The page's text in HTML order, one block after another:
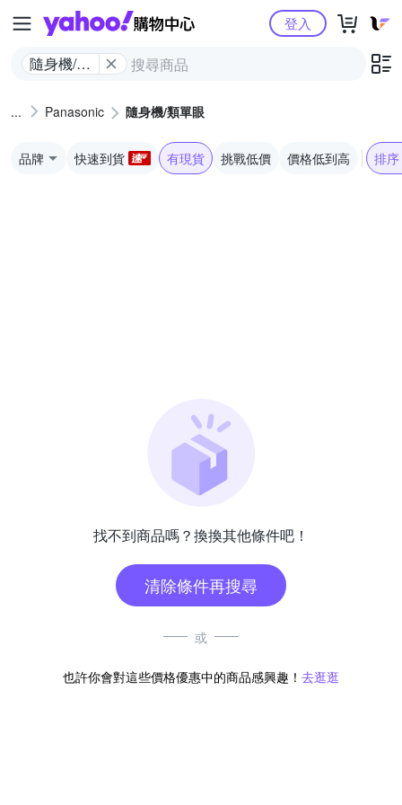
Yahoo購物中心
隨身機/類
登入
Panasonic 隨身機/類單眼
品牌 快速到貨 有現貨 挑戰低價 價格低到高 排序
找不到商品嗎？換換其他條件吧！
清除條件再搜尋
或
也許你會對這些價格優惠中的商品感興趣！ 去逛逛